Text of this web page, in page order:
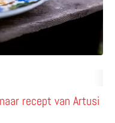
recept van Artusi